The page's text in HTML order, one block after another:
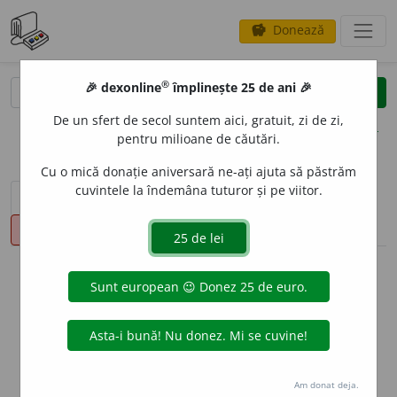
savings Donează
clear
opțiuni
sinteza definițiilor (1) definiții (48)
declinări
info
Aceste definiții sunt compilate de
echipa dexonline. Definițiile
originale se află pe filadefiniții.
Puteți reordona filele pe pagina de
🎉 dexonline® împlinește 25 de ani 🎉
De un sfert de secol suntem aici, gratuit, zi de zi,
pentru milioane de căutări.
Cu o mică donație aniversară ne-ați ajuta să păstrăm
cuvintele la îndemâna tuturor și pe viitor.
Am donat deja.